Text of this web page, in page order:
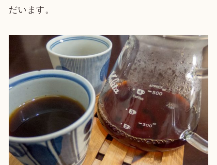
だいます。